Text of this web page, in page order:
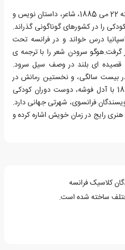
ویکتور هوگو، زاده ی 26 فوریه 1802 و درگذشته 22 می 1885، شاعر، داستان نویس و
را در کشورهای گوناگونی گذراند.
درس خواند و در فرانسه تحت
سرودن شعر را با ترجمه ی
قصیده ای بلند در وصف سیل سرود.
مجموعه اشعار او در سال 1822 و در بیست سالگی، و نخستین رمانش در
سال 1826 به چاپ رسیدند.هوگو در سال 1822 با آدل فوشه، دوست دوران کودکی
فرانسوی، شهرتی جهانی دارد.
رایج در زمان خویش اشاره کرده و
کلاسیک فرانسه
ساخته شده است.